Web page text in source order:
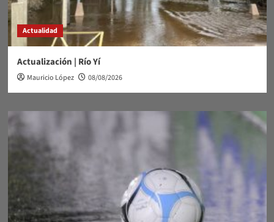
Actualidad
Actualización | Río Yí
Mauricio López 08/08/2026